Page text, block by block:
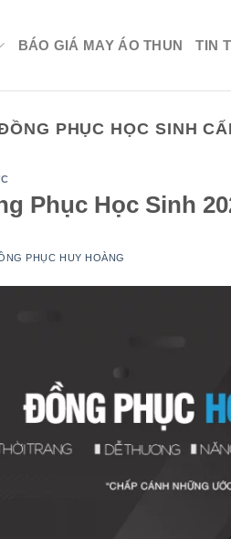
BÁO GIÁ MAY ÁO THUN TIN
PHỤC HỌC SINH
Phục Học Sinh
PHỤC HUY HOÀNG